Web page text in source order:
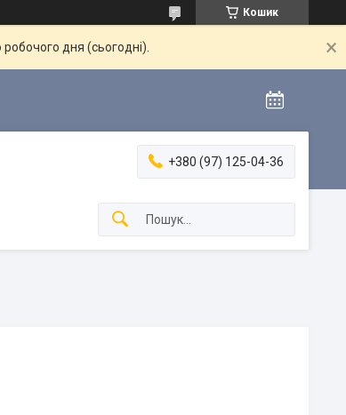
Кошик
дня (сьогодні).
+380 (97) 125-04-36